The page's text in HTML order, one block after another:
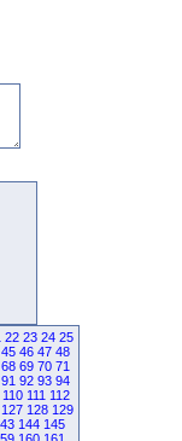
22 23 24 25
45 46 47 48
68 69 70 71
91 92 93 94
110 111 112
127 128 129
144 145